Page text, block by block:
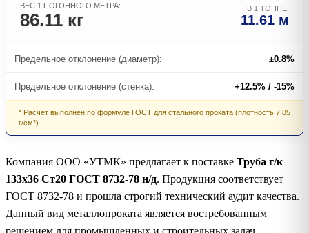
ВЕС 1 ПОГОННОГО МЕТРА:
86.11 кг
В 1 ТОННЕ:
11.61 м
Предельное отклонение (диаметр): ±0.8%
Предельное отклонение (стенка): +12.5% / -15%
* Расчет выполнен по формуле ГОСТ для стального проката (плотность 7.85
г/см³).
Компания ООО «УТМК» предлагает к поставке Труба г/к
133х36 Ст20 ГОСТ 8732-78 н/д. Продукция соответствует
ГОСТ 8732-78 и прошла строгий технический аудит качества.
Данный вид металлопроката является востребованным
решением для промышленных и строительных задач.